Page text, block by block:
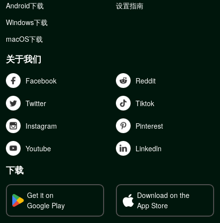
Android下载
Windows下载
macOS下载
设置指南
关于我们
Facebook Reddit
Twitter Tiktok
Instagram Pinterest
Youtube Linkedln
下载
Get it on
Google Play
Download on the
App Store